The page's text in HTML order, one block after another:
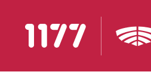
Till startsidan för 1177